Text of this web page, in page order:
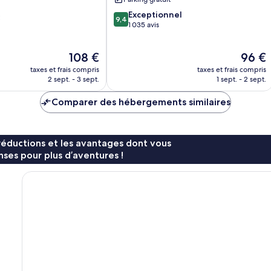
Le
nouveau
prix
de
108 €
108 €
taxes et frais compris
2 sept. - 3 sept.
9.4
sur
9,4 Exceptionnel
1 035 avis
Le
nouveau
prix
96 €
taxes et frais compris
1 sept. - 2 sept.
Comparer des hébergements similaires
et les avantages dont vous
pour plus d’aventures !